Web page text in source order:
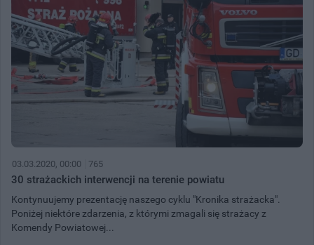
03.03.2020, 00:00 765
30 strażackich interwencji na terenie powiatu
Kontynuujemy prezentację naszego cyklu "Kronika strażacka".
Poniżej niektóre zdarzenia, z którymi zmagali się strażacy z
Komendy Powiatowej...